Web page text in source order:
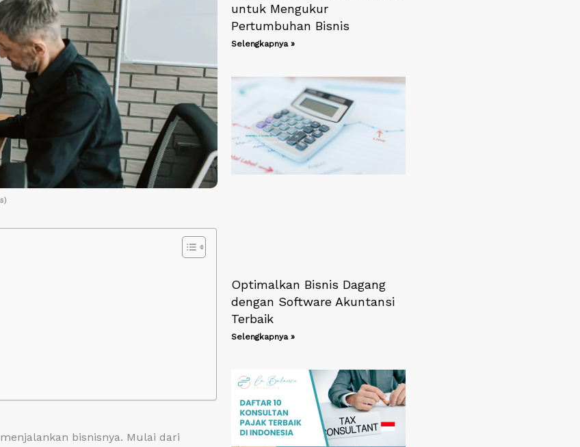
bisnisnya. Mulai dari
untuk Mengukur
Pertumbuhan Bisnis
Selengkapnya »
Optimalkan Bisnis Dagang
dengan Software Akuntansi
Terbaik
Selengkapnya »